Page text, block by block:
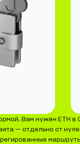
Вам нужен ETH
— отдельно от